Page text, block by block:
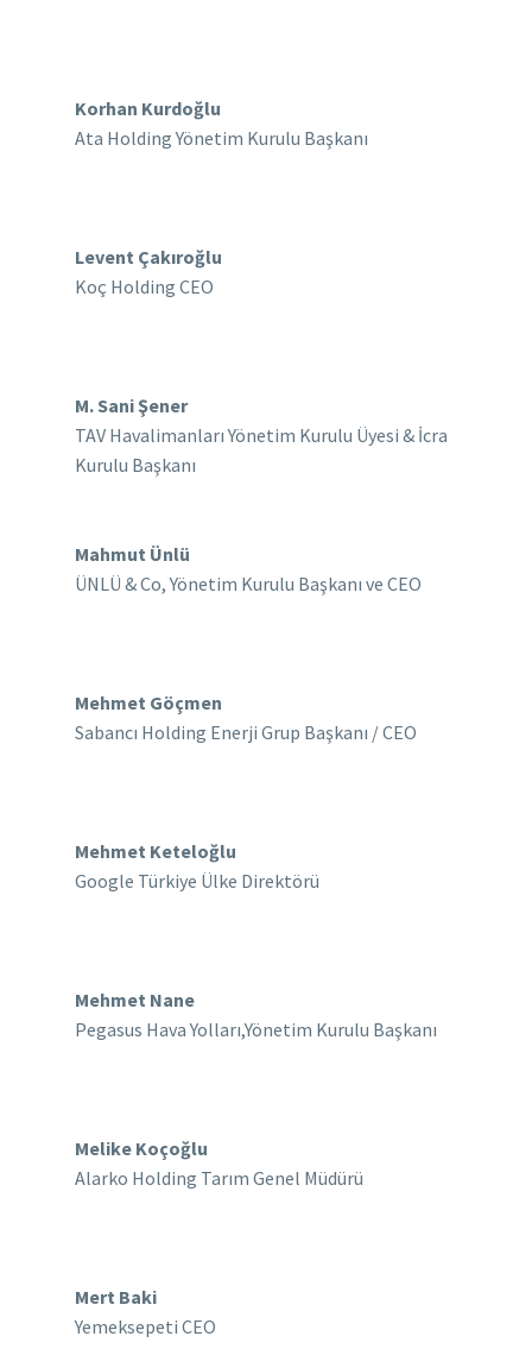
Korhan Kurdoğlu
Ata Holding Yönetim Kurulu Başkanı
Levent Çakıroğlu
Koç Holding CEO
M. Sani Şener
TAV Havalimanları Yönetim Kurulu Üyesi & İcra
Kurulu Başkanı
Mahmut Ünlü
ÜNLÜ & Co, Yönetim Kurulu Başkanı ve CEO
Mehmet Göçmen
Sabancı Holding Enerji Grup Başkanı / CEO
Mehmet Keteloğlu
Google Türkiye Ülke Direktörü
Mehmet Nane
Pegasus Hava Yolları,Yönetim Kurulu Başkanı
Melike Koçoğlu
Alarko Holding Tarım Genel Müdürü
Mert Baki
Yemeksepeti CEO